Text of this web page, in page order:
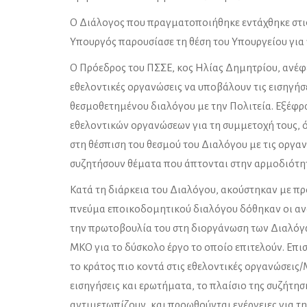
Ο Διάλογος που πραγματοποιήθηκε εντάχθηκε
Υπουργός παρουσίασε τη θέση του Υπουργείου
Ο Πρόεδρος του ΠΣΣΕ, κος Ηλίας Δημητρίου,
εθελοντικές οργανώσεις να υποβάλουν τις
θεσμοθετημένου διαλόγου με την Πολιτεία.
εθελοντικών οργανώσεων για τη συμμετοχή τους,
στη θέσπιση του θεσμού του Διαλόγου με τις
συζητήσουν θέματα που άπτονται στην
Κατά τη διάρκεια του Διαλόγου, ακούστηκαν με
πνεύμα εποικοδομητικού διαλόγου δόθηκαν οι
την πρωτοβουλία του στη διοργάνωση των
ΜΚΟ για το δύσκολο έργο το οποίο επιτελούν.
το κράτος πιο κοντά στις εθελοντικές
εισηγήσεις και ερωτήματα, το πλαίσιο της
αντιμετωπίζουν, και προωθούνται ενέργειες για